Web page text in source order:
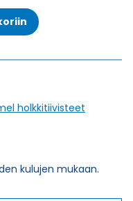
holkkitiivisteet
kulujen mukaan.